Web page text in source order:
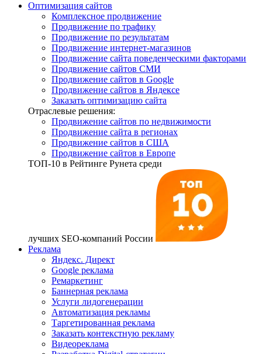
Оптимизация сайтов
Комплексное продвижение
Продвижение по трафику
Продвижение по результатам
Продвижение интернет-магазинов
Продвижение сайта поведенческими факторами
Продвижение сайтов СМИ
Продвижение сайтов в Google
Продвижение сайтов в Яндексе
Заказать оптимизацию сайта
Отраслевые решения:
Продвижение сайтов по недвижимости
Продвижение сайта в регионах
Продвижение сайтов в США
Продвижение сайтов в Европе
ТОП-10 в Рейтинге Рунета среди
лучших SEO-компаний России
Реклама
Яндекс. Директ
Google реклама
Ремаркетинг
Баннерная реклама
Услуги лидогенерации
Автоматизация рекламы
Таргетированная реклама
Заказать контекстную рекламу
Видеореклама